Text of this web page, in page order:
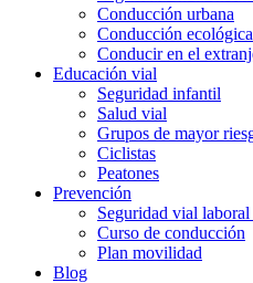
Conducción urbana
Conducción ecológica
Conducir en el
Educación vial
Seguridad infantil
Salud vial
Grupos de mayor
Ciclistas
Peatones
Prevención
Seguridad vial
Curso de conducción
Plan movilidad
Blog